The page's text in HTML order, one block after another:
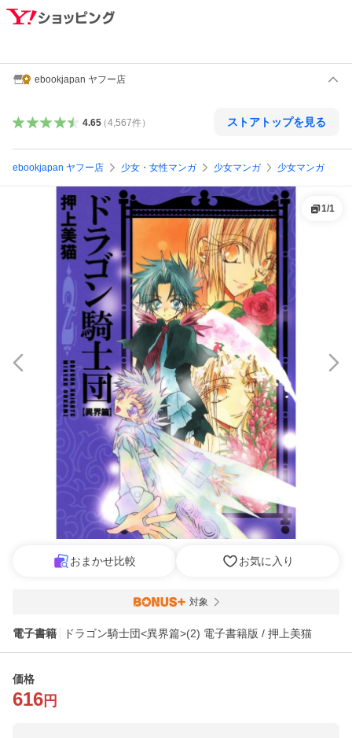
ebookjapan ヤフー店
4.65（4,567件） ストアトップを見る
ebookjapan ヤフー店 少女・女性マンガ 少女マンガ 少女マンガ
1/1
おまかせ比較 お気に入り
対象
電子書籍 ドラゴン騎士団<異界篇>(2) 電子書籍版 / 押上美猫
価格
616 円